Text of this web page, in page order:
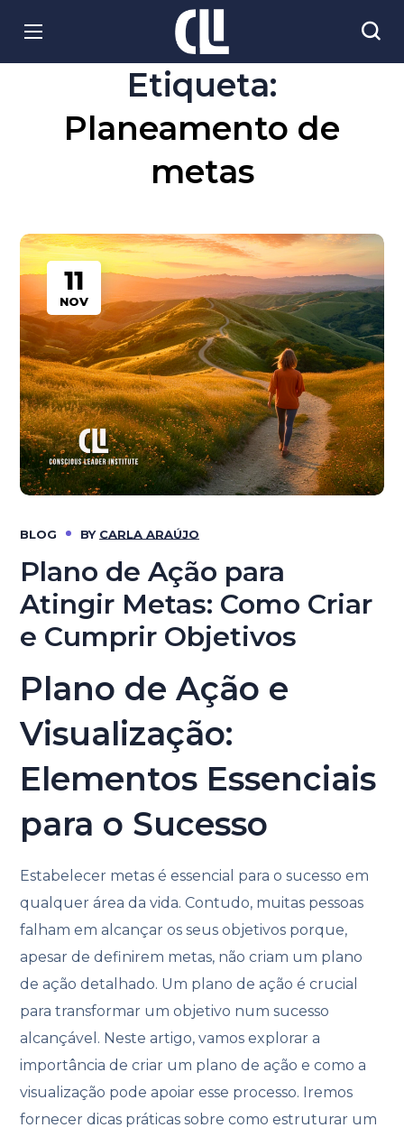
Etiqueta:
Planeamento de
metas
11
NOV
BLOG BY CARLA ARAÚJO
Plano de Ação para
Atingir Metas: Como Criar
e Cumprir Objetivos
Plano de Ação e
Visualização:
Elementos Essenciais
para o Sucesso
Estabelecer metas é essencial para o sucesso em
qualquer área da vida. Contudo, muitas pessoas
falham em alcançar os seus objetivos porque,
apesar de definirem metas, não criam um plano
de ação detalhado. Um plano de ação é crucial
para transformar um objetivo num sucesso
alcançável. Neste artigo, vamos explorar a
importância de criar um plano de ação e como a
visualização pode apoiar esse processo. Iremos
fornecer dicas práticas sobre como estruturar um